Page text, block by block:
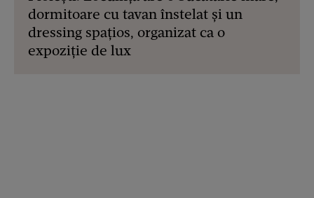
dormitoare cu tavan înstelat și un
dressing spațios, organizat ca o
expoziție de lux